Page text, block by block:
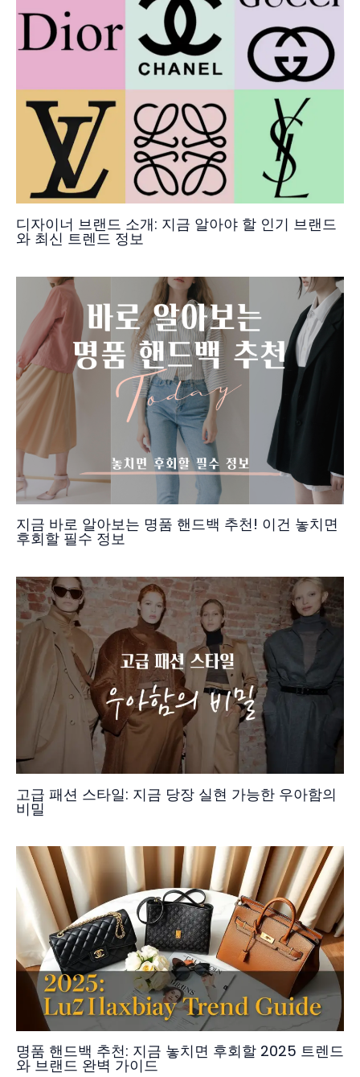
디자이너 브랜드 소개: 지금 알아야 할 인기 브랜드
와 최신 트렌드 정보
지금 바로 알아보는 명품 핸드백 추천! 이건 놓치면
후회할 필수 정보
고급 패션 스타일: 지금 당장 실현 가능한 우아함의
비밀
명품 핸드백 추천: 지금 놓치면 후회할 2025 트렌드
와 브랜드 완벽 가이드